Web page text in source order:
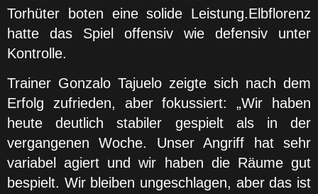
Torhüter boten eine solide Leistung.Elbflorenz
hatte das Spiel offensiv wie defensiv unter
Kontrolle.
Trainer Gonzalo Tajuelo zeigte sich nach dem
Erfolg zufrieden, aber fokussiert: „Wir haben
heute deutlich stabiler gespielt als in der
vergangenen Woche. Unser Angriff hat sehr
variabel agiert und wir haben die Räume gut
bespielt. Wir bleiben ungeschlagen, aber das ist